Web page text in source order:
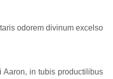
odorem divinum excelso
Aaron, in tubis productilibus